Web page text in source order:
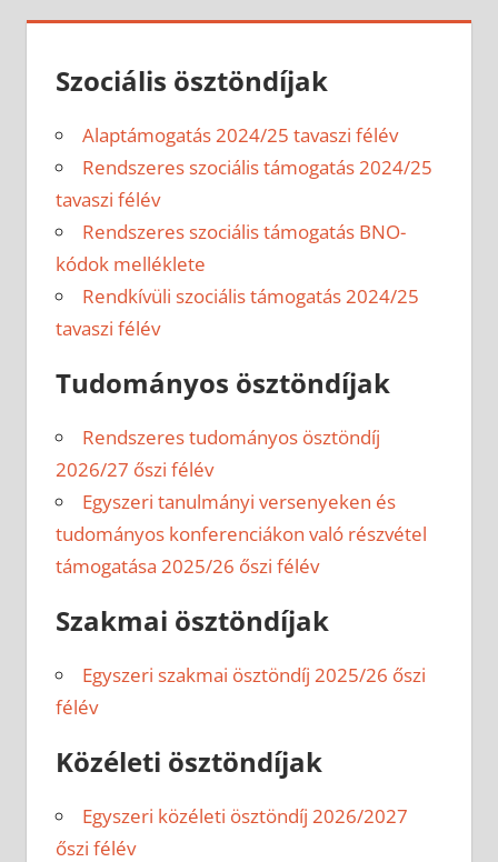
Szociális ösztöndíjak
Alaptámogatás 2024/25 tavaszi félév
Rendszeres szociális támogatás 2024/25
tavaszi félév
Rendszeres szociális támogatás BNO-
kódok melléklete
Rendkívüli szociális támogatás 2024/25
tavaszi félév
Tudományos ösztöndíjak
Rendszeres tudományos ösztöndíj
2026/27 őszi félév
Egyszeri tanulmányi versenyeken és
tudományos konferenciákon való részvétel
támogatása 2025/26 őszi félév
Szakmai ösztöndíjak
Egyszeri szakmai ösztöndíj 2025/26 őszi
félév
Közéleti ösztöndíjak
Egyszeri közéleti ösztöndíj 2026/2027
őszi félév